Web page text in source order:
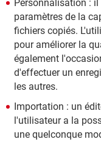
Personnalisation :
paramètres de la
fichiers copiés.
pour améliorer la
également
d'effectuer un
les autres.
Importation : un
l'utilisateur a la
une quelconque